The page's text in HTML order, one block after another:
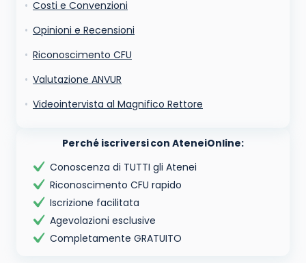
Costi e Convenzioni
Opinioni e Recensioni
Riconoscimento CFU
Valutazione ANVUR
Videointervista al Magnifico Rettore
Perché iscriversi con AteneiOnline:
Conoscenza di TUTTI gli Atenei
Riconoscimento CFU rapido
Iscrizione facilitata
Agevolazioni esclusive
Completamente GRATUITO